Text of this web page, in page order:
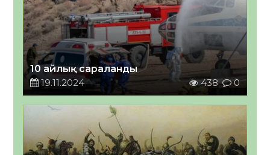
10 айлық сараланды
19.11.2024
438 0